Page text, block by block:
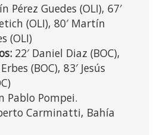
Pérez Guedes (OLI), 67′
(OLI), 80′ Martín
(OLI)
22′ Daniel Diaz (BOC),
(BOC), 83′ Jesús
Pablo Pompei.
Carminatti, Bahía